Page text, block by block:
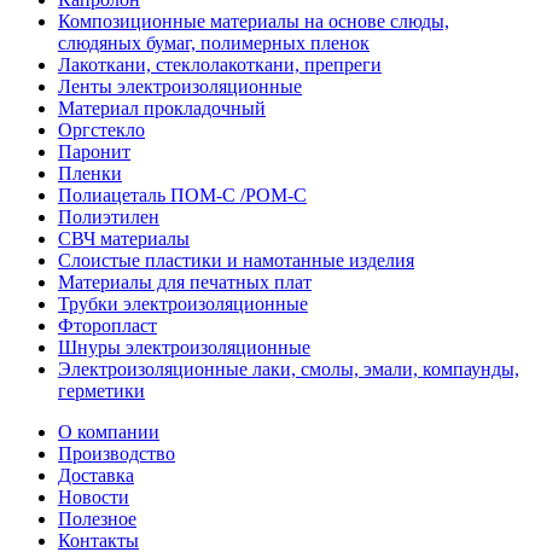
Композиционные материалы на основе слюды,
слюдяных бумаг, полимерных пленок
Лакоткани, стеклолакоткани, препреги
Ленты электроизоляционные
Материал прокладочный
Оргстекло
Паронит
Пленки
Полиацеталь ПОМ-С /POM-C
Полиэтилен
СВЧ материалы
Слоистые пластики и намотанные изделия
Материалы для печатных плат
Трубки электроизоляционные
Фторопласт
Шнуры электроизоляционные
Электроизоляционные лаки, смолы, эмали, компаунды,
герметики
О компании
Производство
Доставка
Новости
Полезное
Контакты